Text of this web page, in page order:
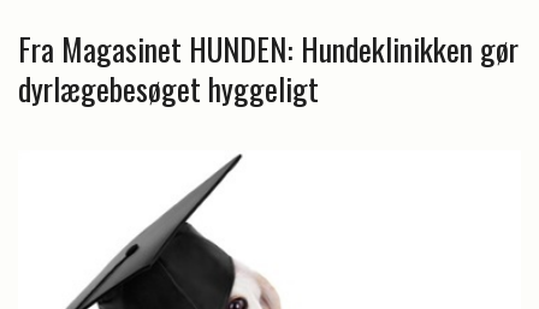
Fra Magasinet HUNDEN: Hundeklinikken gør
dyrlægebesøget hyggeligt